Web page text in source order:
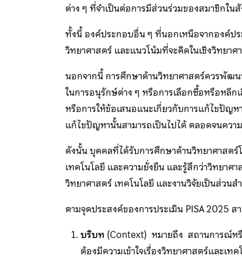
ต่าง ๆ ที่จำเป็นต่อการมีส่วนร่วมของสมาชิกใน
ทั้งนี้ องค์ประกอบอื่น ๆ ที่นอกเหนือจากองค์ป
วิทยาศาสตร์ และแนวโน้มที่จะคิดในเชิงวิทยา
นอกจากนี้ การศึกษาด้านวิทยาศาสตร์ควรพัฒน
ในการอนุรักษ์ต่าง ๆ หรือการเลือกซื้อหรือหลี
หรือการให้ข้อเสนอแนะเกี่ยวกับการแก้ไขปัญ
แก้ไขปัญหานั้นสามารถเป็นไปได้ ตลอดจนควา
ดังนั้น บุคคลที่ได้รับการศึกษาด้านวิทยาศาสต
เทคโนโลยี และความยั่งยืน และรู้สึกว่าวิทยา
วิทยาศาสตร์ เทคโนโลยี และงานวิจัยเป็นส่ว
ตามจุดประสงค์ของการประเมิน PISA 2025
บริบท (Context) หมายถึง สถานการณ์ห
ต้องมีความเข้าใจเรื่องวิทยาศาสตร์และเทค